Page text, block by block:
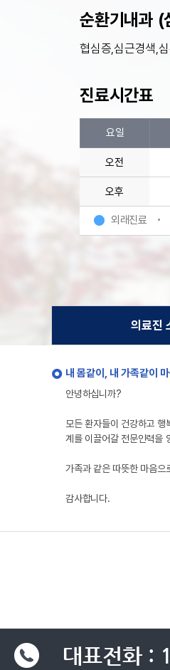
순환기내과 (
협심증,심근경색,
진료시간표
요일
오전
오후
외래진료
의료진
내 몸같이, 내 가족같이
안녕하십니까?
모든 환자들이 건강하고
계를 이끌어갈 전문인력을
가족과 같은 따뜻한 마음으
감사합니다.
대표전화 :